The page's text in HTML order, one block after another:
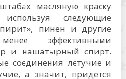
масляную краску
следующие
пинен и другие
эффективными
и нашатырный спирт.
соединения летучие и
а значит, придется